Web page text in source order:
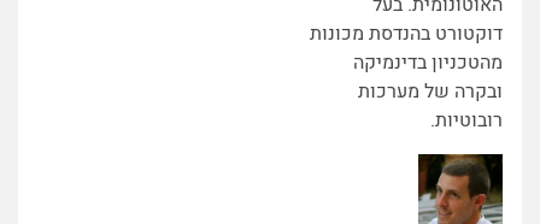
דוקטורט בהנדסת מכונות
מהטכניון בדינמיקה
ובקרה של מערכות
רובוטיות.